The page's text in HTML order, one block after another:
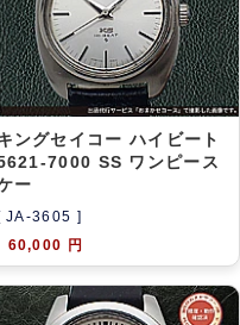
ングセイコー ハイビート
7000 SS ワンピース
ー
JA-3605 ]
60,000 円